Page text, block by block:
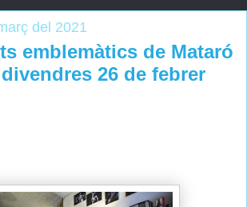
del 2021
emblemàtics de Mataró
26 de febrer